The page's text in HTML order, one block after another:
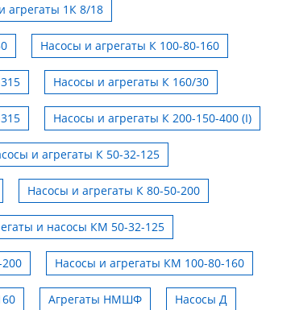
агрегаты 1К 8/18
Насосы и агрегаты К 100-80-160
Насосы и агрегаты К 160/30
Насосы и агрегаты К 200-150-400 (I)
и агрегаты К 50-32-125
Насосы и агрегаты К 80-50-200
и насосы КМ 50-32-125
Насосы и агрегаты КМ 100-80-160
Агрегаты НМШФ Насосы Д